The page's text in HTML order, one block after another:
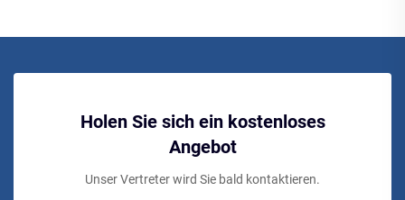
Holen Sie sich ein kostenloses
Angebot
Unser Vertreter wird Sie bald kontaktieren.